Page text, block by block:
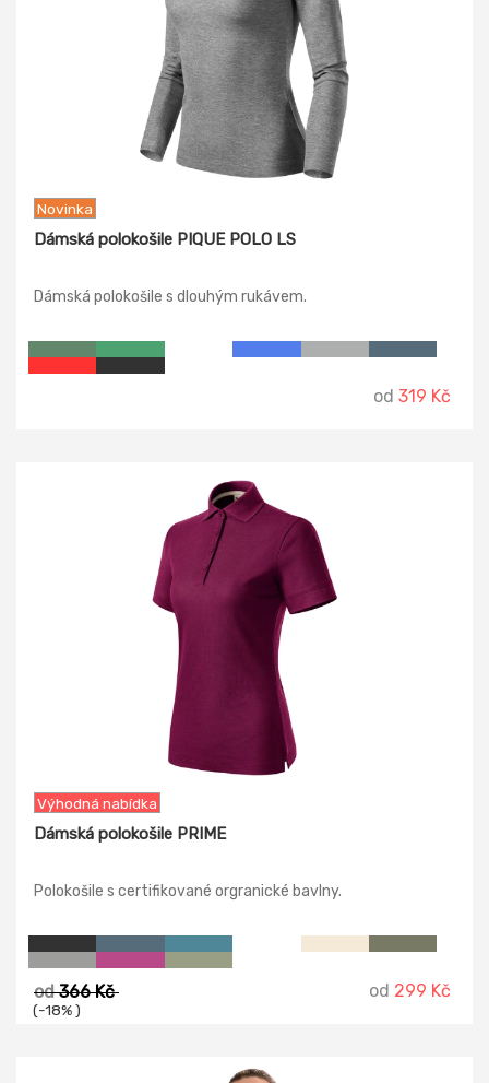
Novinka
Dámská polokošile PIQUE POLO LS
Dámská polokošile s dlouhým rukávem.
od 319 Kč
Výhodná nabídka
Dámská polokošile PRIME
Polokošile s certifikované orgranické bavlny.
od366 Kč
(-18% )
od 299 Kč